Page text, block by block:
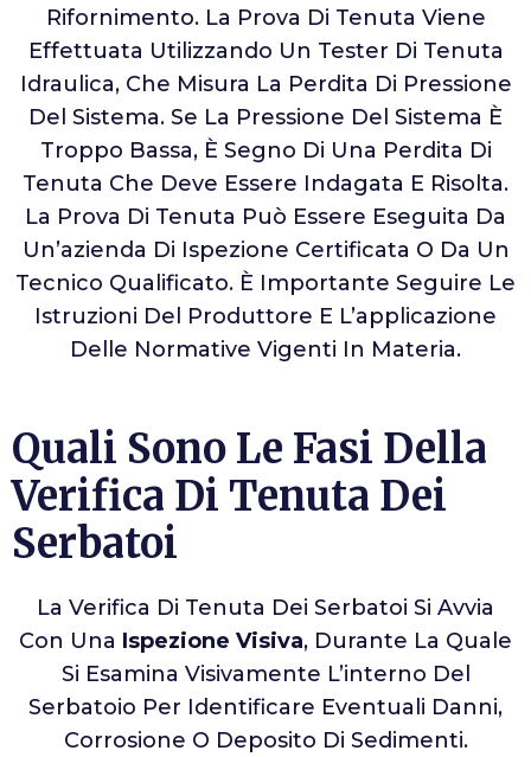
Rifornimento. La Prova Di Tenuta Viene
Effettuata Utilizzando Un Tester Di Tenuta
Idraulica, Che Misura La Perdita Di Pressione
Del Sistema. Se La Pressione Del Sistema È
Troppo Bassa, È Segno Di Una Perdita Di
Tenuta Che Deve Essere Indagata E Risolta.
La Prova Di Tenuta Può Essere Eseguita Da
Un’azienda Di Ispezione Certificata O Da Un
Tecnico Qualificato. È Importante Seguire Le
Istruzioni Del Produttore E L’applicazione
Delle Normative Vigenti In Materia.
Quali Sono Le Fasi Della
Verifica Di Tenuta Dei
Serbatoi
La Verifica Di Tenuta Dei Serbatoi Si Avvia
Con Una Ispezione Visiva, Durante La Quale
Si Esamina Visivamente L’interno Del
Serbatoio Per Identificare Eventuali Danni,
Corrosione O Deposito Di Sedimenti.